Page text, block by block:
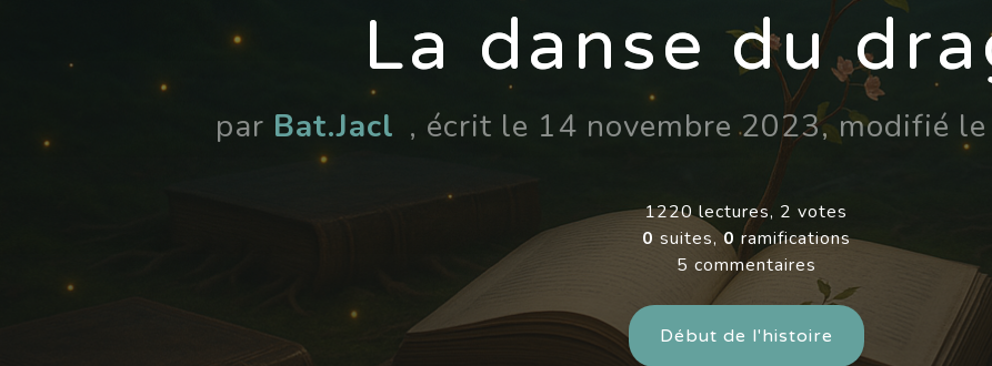
La danse du
par Bat.Jacl , écrit le 14 novembre 2023, modifié
1220 lectures, 2 votes
0 suites,0 ramifications
5 commentaires
Début de l'histoire